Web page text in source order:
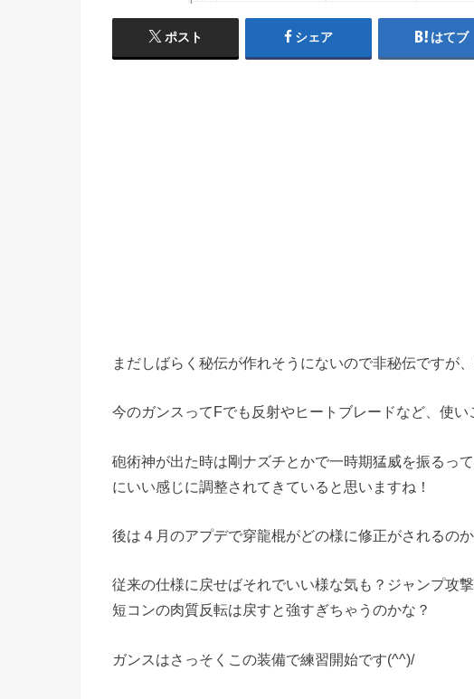
ポスト シェア はてブ
まだしばらく秘伝が作れそうにないので非秘伝ですが
今のガンスってFでも反射やヒートブレードなど、使い
砲術神が出た時は剛ナズチとかで一時期猛威を振るっ
にいい感じに調整されてきていると思いますね！
後は４月のアプデで穿龍棍がどの様に修正がされるのか
従来の仕様に戻せばそれでいい様な気も？ジャンプ攻
短コンの肉質反転は戻すと強すぎちゃうのかな？
ガンスはさっそくこの装備で練習開始です(^^)/